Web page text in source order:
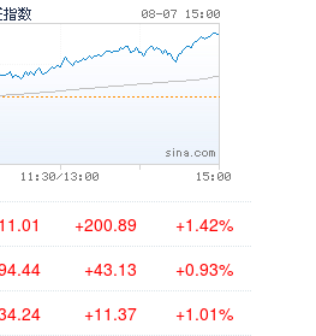
+200.89 +1.42%
+43.13 +0.93%
+11.37 +1.01%